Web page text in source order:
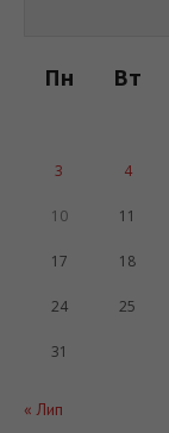
Пн Вт
« Лип
3 4
10 11
17 18
24 25
31